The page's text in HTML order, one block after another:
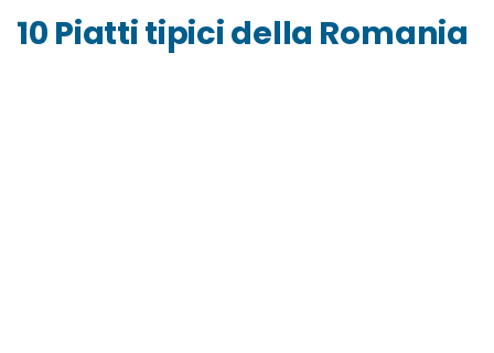
10 Piatti tipici della Romania